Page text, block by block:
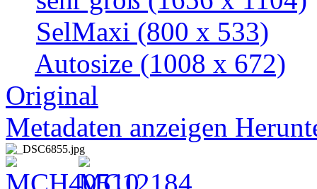
SelMaxi (800 x 533)
Autosize (1008 x 672)
Original
Metadaten anzeigen